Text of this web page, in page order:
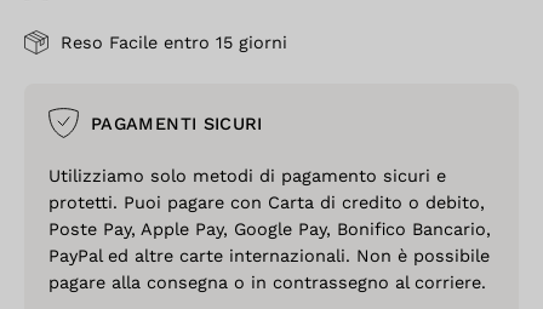
Reso Facile entro 15 giorni
PAGAMENTI SICURI
Utilizziamo solo metodi di pagamento sicuri e
protetti. Puoi pagare con Carta di credito o debito,
Poste Pay, Apple Pay, Google Pay, Bonifico Bancario,
PayPal ed altre carte internazionali. Non è possibile
pagare alla consegna o in contrassegno al corriere.